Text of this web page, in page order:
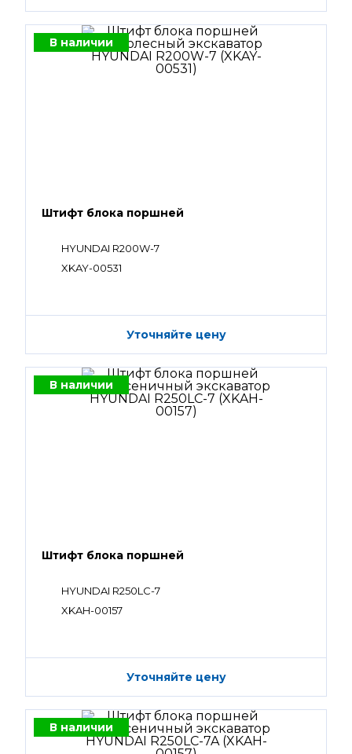
В наличии
Штифт блока поршней
HYUNDAI R200W-7
XKAY-00531
Уточняйте цену
В наличии
Штифт блока поршней
HYUNDAI R250LC-7
XKAH-00157
Уточняйте цену
В наличии